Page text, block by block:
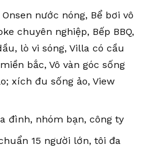
nước nóng, Bể bơi vô
chuyên nghiệp, Bếp BBQ,
lò vi sóng, Villa có cầu
bắc, Vô vàn góc sống
xích đu sống ảo, View
đình, nhóm bạn, công ty
15 người lớn, tôi đa